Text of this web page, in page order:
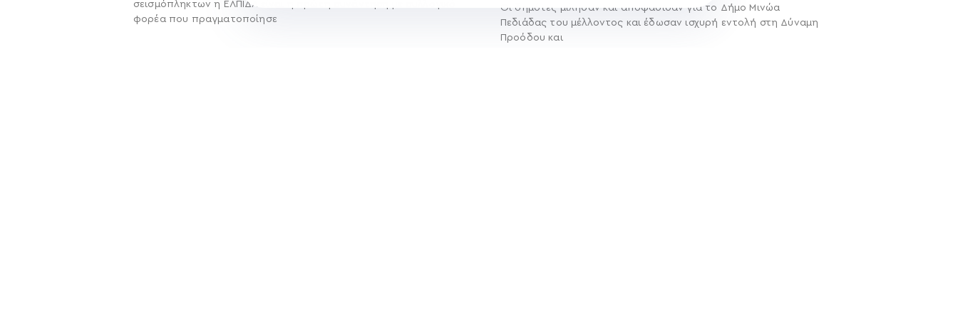
σεισμόπληκτων η ΕΛΠΙΔΑ είναι η πρώτη συνάντηση με συλλογικό
φορέα που πραγματοποίησε
Οι δημότες μίλησαν και αποφάσισαν για το Δήμο Μινώα
Πεδιάδας του μέλλοντος και έδωσαν ισχυρή εντολή στη Δύναμη
Προόδου και
© 2026 | Created by